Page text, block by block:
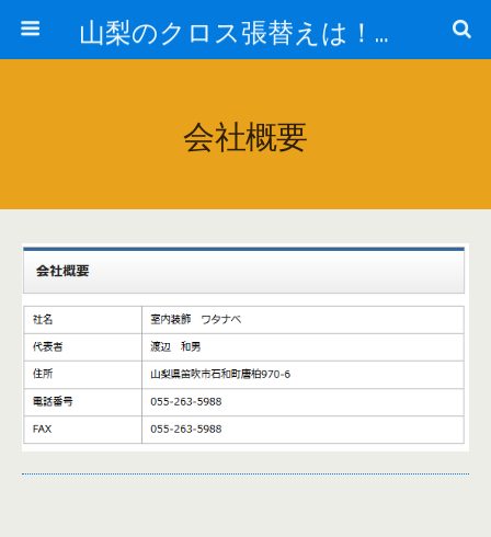
山梨のクロス張替えは！室内装飾ワタナベ！
会社概要